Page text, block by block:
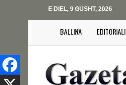
E DIEL, 9 GUSHT, 2026
BALLINA EDITORIALI